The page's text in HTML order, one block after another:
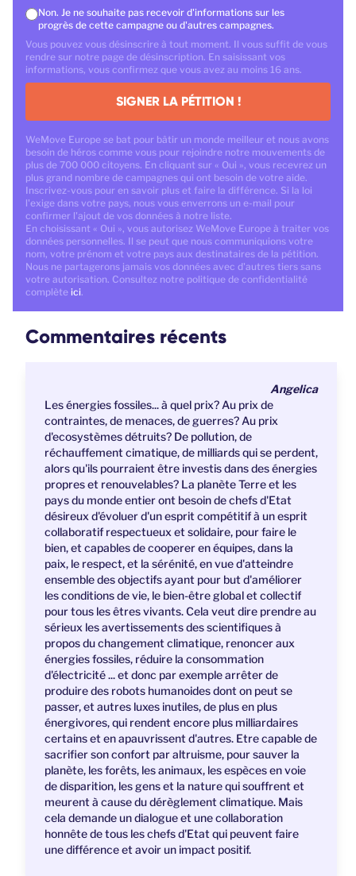
Non. Je ne souhaite pas recevoir d'informations sur les
progrès de cette campagne ou d'autres campagnes.
Vous pouvez vous désinscrire à tout moment. Il vous suffit de vous
rendre sur notre page de désinscription. En saisissant vos
informations, vous confirmez que vous avez au moins 16 ans.
SIGNER LA PÉTITION !
WeMove Europe se bat pour bâtir un monde meilleur et nous avons
besoin de héros comme vous pour rejoindre notre mouvements de
plus de 700 000 citoyens. En cliquant sur « Oui », vous recevrez un
plus grand nombre de campagnes qui ont besoin de votre aide.
Inscrivez-vous pour en savoir plus et faire la différence. Si la loi
l'exige dans votre pays, nous vous enverrons un e-mail pour
confirmer l'ajout de vos données à notre liste.
En choisissant « Oui », vous autorisez WeMove Europe à traiter vos
données personnelles. Il se peut que nous communiquions votre
nom, votre prénom et votre pays aux destinataires de la pétition.
Nous ne partagerons jamais vos données avec d'autres tiers sans
votre autorisation. Consultez notre politique de confidentialité
complète ici.
Commentaires récents
Angelica
Les énergies fossiles... à quel prix? Au prix de
contraintes, de menaces, de guerres? Au prix
d'ecosystèmes détruits? De pollution, de
réchauffement cimatique, de milliards qui se perdent,
alors qu'ils pourraient être investis dans des énergies
propres et renouvelables? La planète Terre et les
pays du monde entier ont besoin de chefs d'Etat
désireux d'évoluer d'un esprit compétitif à un esprit
collaboratif respectueux et solidaire, pour faire le
bien, et capables de cooperer en équipes, dans la
paix, le respect, et la sérénité, en vue d'atteindre
ensemble des objectifs ayant pour but d'améliorer
les conditions de vie, le bien-être global et collectif
pour tous les êtres vivants. Cela veut dire prendre au
sérieux les avertissements des scientifiques à
propos du changement climatique, renoncer aux
énergies fossiles, réduire la consommation
d'électricité ... et donc par exemple arrêter de
produire des robots humanoides dont on peut se
passer, et autres luxes inutiles, de plus en plus
énergivores, qui rendent encore plus milliardaires
certains et en apauvrissent d'autres. Etre capable de
sacrifier son confort par altruisme, pour sauver la
planète, les forêts, les animaux, les espèces en voie
de disparition, les gens et la nature qui souffrent et
meurent à cause du dérèglement climatique. Mais
cela demande un dialogue et une collaboration
honnête de tous les chefs d'Etat qui peuvent faire
une différence et avoir un impact positif.